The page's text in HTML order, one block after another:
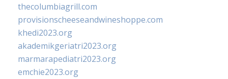
thecolumbiagrill.com
provisionscheeseandwineshoppe.com
khedi2023.org
akademikgeriatri2023.org
marmarapediatri2023.org
emchie2023.org